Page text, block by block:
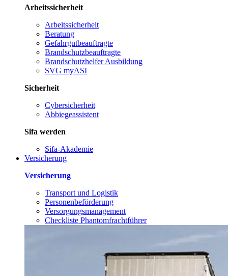
Arbeitssicherheit
Arbeitssicherheit
Beratung
Gefahrgutbeauftragte
Brandschutzbeauftragte
Brandschutzhelfer Ausbildung
SVG myASI
Sicherheit
Cybersicherheit
Abbiegeassistent
Sifa werden
Sifa-Akademie
Versicherung
Versicherung
Transport und Logistik
Personenbeförderung
Versorgungsmanagement
Checkliste Phantomfrachtführer